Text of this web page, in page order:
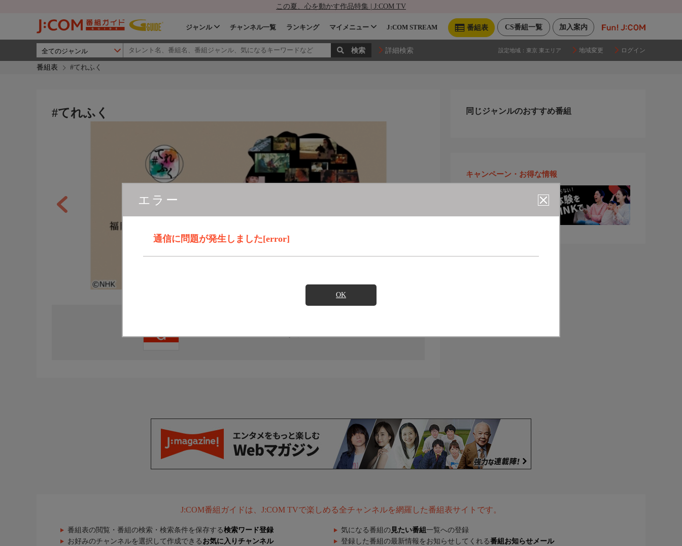
この夏、心を動かす作品特集 | J:COM TV
加入案内
CS番組一覧
番組表
ジャンル チャンネル一覧 ランキング マイメニュー J:COM STREAM
詳細検索 設定地域： 東京 東エリア 地域変更 ログイン
番組表 #てれふく
エラー
通信に問題が発生しました[error]
OK
#てれふく 同じジャンルのおすすめ番組
キャンペーン・お得な情報
J:COM番組ガイドは、J:COM TVで楽しめる全チャンネルを網羅した番組表サイトです。
番組表の閲覧・番組の検索・検索条件を保存する検索ワード登録 気になる番組の 見たい番組 一覧への登録
お好みのチャンネルを選択して作成できる お気に入りチャンネル 登録した番組の最新情報をお知らせしてくれる番組お知らせメール